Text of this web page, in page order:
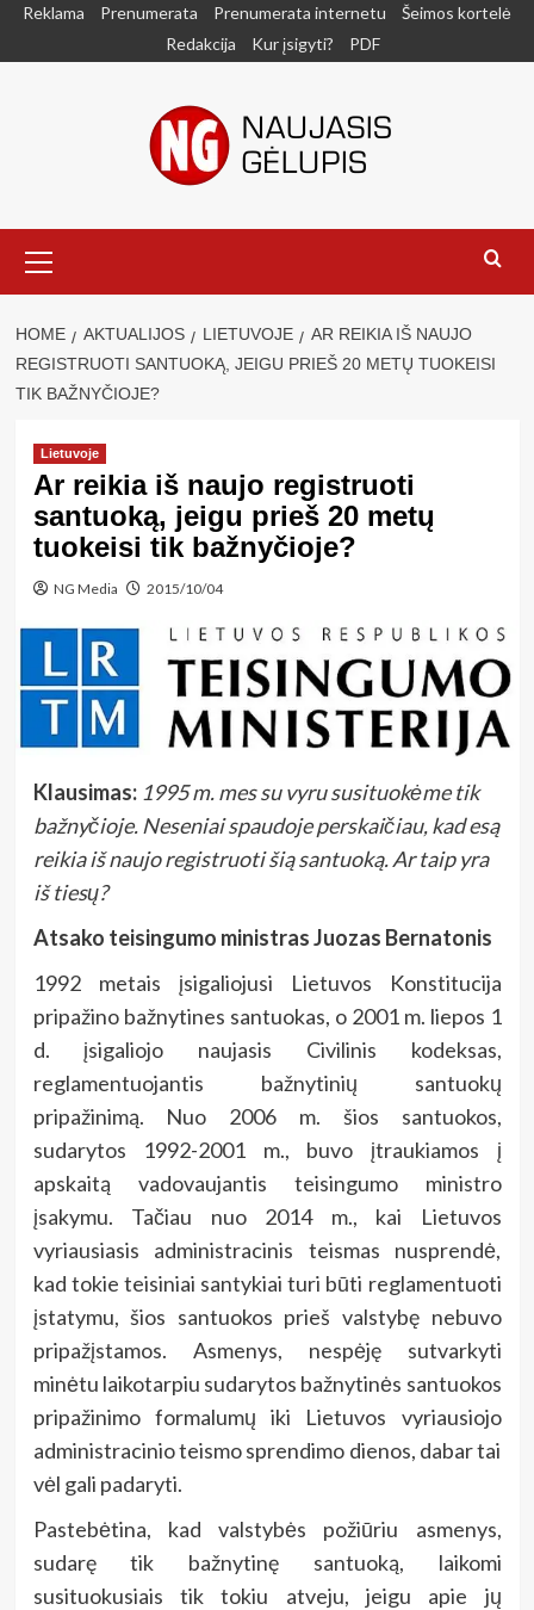
SkipReklama Prenumerata Prenumerata internetu
Šeimos kortelė
Redakcija
Kur įsigyti? PDF
Menu
HOME AKTUALIJOS LIETUVOJE
AR REIKIA IŠ NAUJO
REGISTRUOTI SANTUOKĄ, JEIGU PRIEŠ 20 METŲ TUOKEISI
TIK BAŽNYČIOJE?
Lietuvoje
Ar reikia iš naujo registruoti
santuoką, jeigu prieš 20 metų
tuokeisi tik bažnyčioje?
NG Media 2015/10/04
Klausimas: 1995 m. mes su vyru susituokėme tik
bažnyčioje. Neseniai spaudoje perskaičiau, kad esą
reikia iš naujo registruoti šią santuoką. Ar taip yra
iš tiesų?
Atsako teisingumo ministras Juozas Bernatonis
1992 metais įsigaliojusi Lietuvos Konstitucija
pripažino bažnytines santuokas, o 2001 m. liepos 1
d. įsigaliojo naujasis Civilinis kodeksas,
reglamentuojantis bažnytinių santuokų
pripažinimą. Nuo 2006 m. šios santuokos,
sudarytos 1992-2001 m., buvo įtraukiamos į
apskaitą vadovaujantis teisingumo ministro
įsakymu. Tačiau nuo 2014 m., kai Lietuvos
vyriausiasis administracinis teismas nusprendė,
kad tokie teisiniai santykiai turi būti reglamentuoti
įstatymu, šios santuokos prieš valstybę nebuvo
pripažįstamos. Asmenys, nespėję sutvarkyti
minėtu laikotarpiu sudarytos bažnytinės santuokos
pripažinimo formalumų iki Lietuvos vyriausiojo
administracinio teismo sprendimo dienos, dabar tai
vėl gali padaryti.
Pastebėtina, kad valstybės požiūriu asmenys,
sudarę tik bažnytinę santuoką, laikomi
susituokusiais tik tokiu atveju, jeigu apie jų